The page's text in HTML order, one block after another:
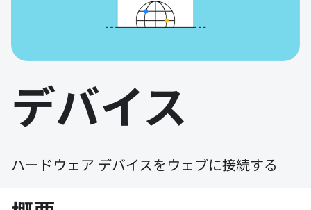
デバイス
ハードウェア デバイスをウェブに接続する